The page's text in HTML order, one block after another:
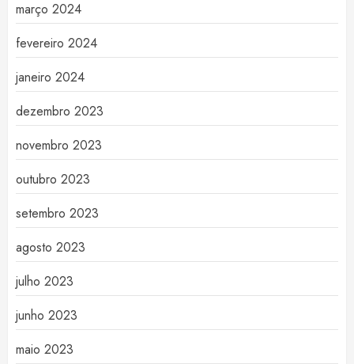
março 2024
fevereiro 2024
janeiro 2024
dezembro 2023
novembro 2023
outubro 2023
setembro 2023
agosto 2023
julho 2023
junho 2023
maio 2023